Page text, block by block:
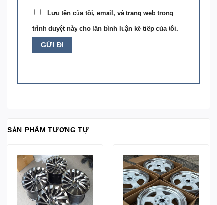
Lưu tên của tôi, email, và trang web trong
trình duyệt này cho lần bình luận kế tiếp của tôi.
SẢN PHẨM TƯƠNG TỰ